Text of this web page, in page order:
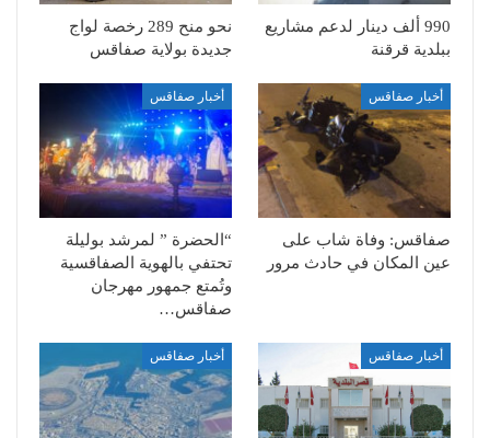
990 ألف دينار لدعم مشاريع
ببلدية قرقنة
نحو منح 289 رخصة لواج
جديدة بولاية صفاقس
أخبار صفاقس
صفاقس: وفاة شاب على
عين المكان في حادث مرور
أخبار صفاقس
“الحضرة ” لمرشد بوليلة
تحتفي بالهوية الصفاقسية
وتُمتع جمهور مهرجان
صفاقس…
أخبار صفاقس أخبار صفاقس